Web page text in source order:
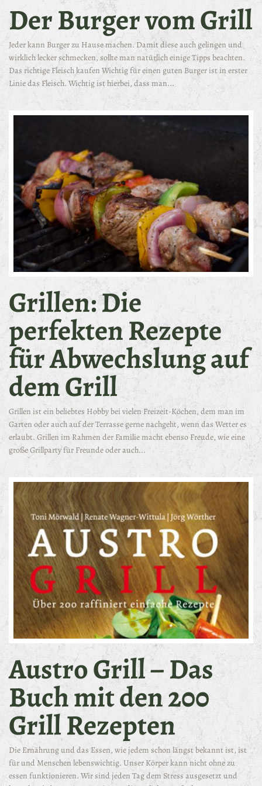
Der Burger vom Grill
Jeder kann Burger zu Hause machen. Damit diese auch gelingen und
wirklich lecker schmecken, sollte man natürlich einige Tipps beachten.
Das richtige Fleisch kaufen Wichtig für einen guten Burger ist in erster
Linie das Fleisch. Wichtig ist hierbei, dass man...
Grillen: Die
perfekten Rezepte
für Abwechslung auf
dem Grill
Grillen ist ein beliebtes Hobby bei vielen Freizeit-Köchen, dem man im
Garten oder auch auf der Terrasse gerne nachgeht, wenn das Wetter es
erlaubt. Grillen im Rahmen der Familie macht ebenso Freude, wie eine
große Grillparty für Freunde oder auch...
Austro Grill – Das
Buch mit den 200
Grill Rezepten
Die Ernährung und das Essen, wie jedem schon längst bekannt ist, ist
für und Menschen lebenswichtig. Unser Körper kann nicht ohne zu
essen funktionieren. Wir sind jeden Tag dem Stress ausgesetzt und